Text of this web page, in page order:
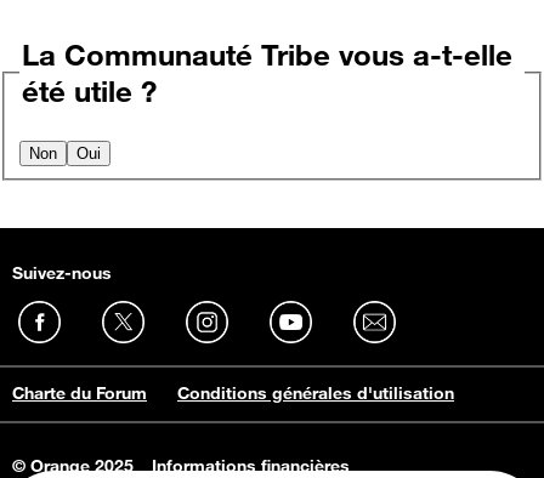
La Communauté Tribe vous a-t-elle
été utile ?
Non Oui
Suivez-nous
Charte du Forum Conditions générales d'utilisation
© Orange 2025 Informations financières